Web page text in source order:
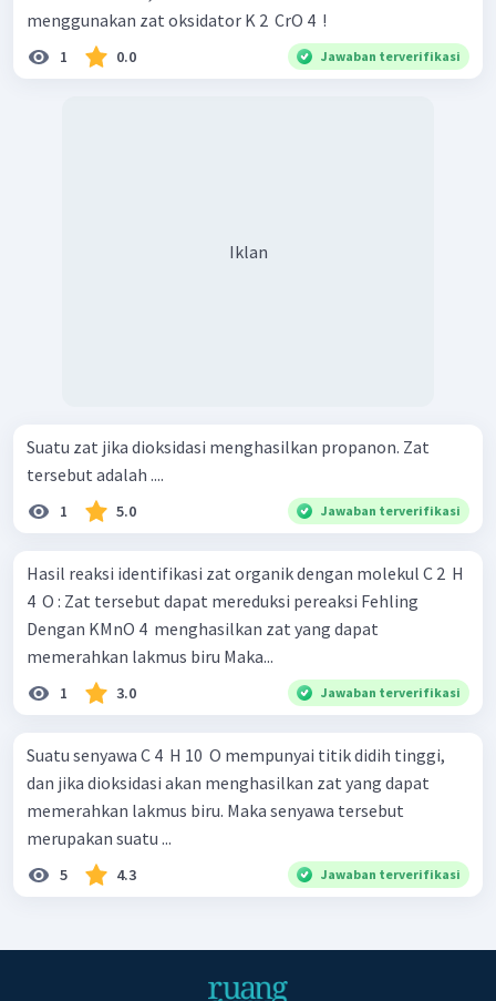
menggunakan zat oksidator K 2 ​ CrO 4 ​ !
1 0.0 Jawaban terverifikasi
Iklan
Suatu zat jika dioksidasi menghasilkan propanon. Zat
tersebut adalah ....
1 5.0 Jawaban terverifikasi
Hasil reaksi identifikasi zat organik dengan molekul C 2 ​ H
4 ​ O : Zat tersebut dapat mereduksi pereaksi Fehling
Dengan KMnO 4 ​ menghasilkan zat yang dapat
memerahkan lakmus biru Maka...
1 3.0 Jawaban terverifikasi
Suatu senyawa C 4 ​ H 10 ​ O mempunyai titik didih tinggi,
dan jika dioksidasi akan menghasilkan zat yang dapat
memerahkan lakmus biru. Maka senyawa tersebut
merupakan suatu ...
5 4.3 Jawaban terverifikasi